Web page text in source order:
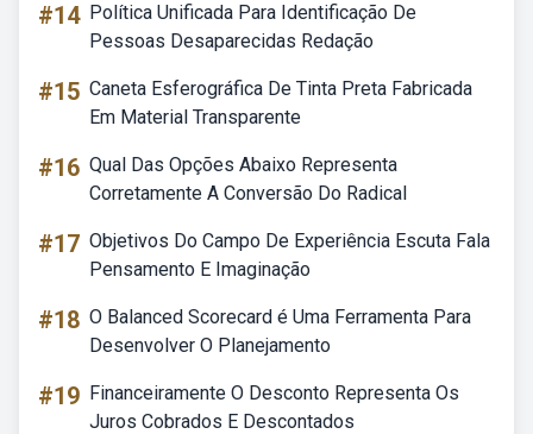
#14 Política Unificada Para Identificação De
Pessoas Desaparecidas Redação
#15 Caneta Esferográfica De Tinta Preta Fabricada
Em Material Transparente
#16 Qual Das Opções Abaixo Representa
Corretamente A Conversão Do Radical
#17 Objetivos Do Campo De Experiência Escuta Fala
Pensamento E Imaginação
#18 O Balanced Scorecard é Uma Ferramenta Para
Desenvolver O Planejamento
#19 Financeiramente O Desconto Representa Os
Juros Cobrados E Descontados